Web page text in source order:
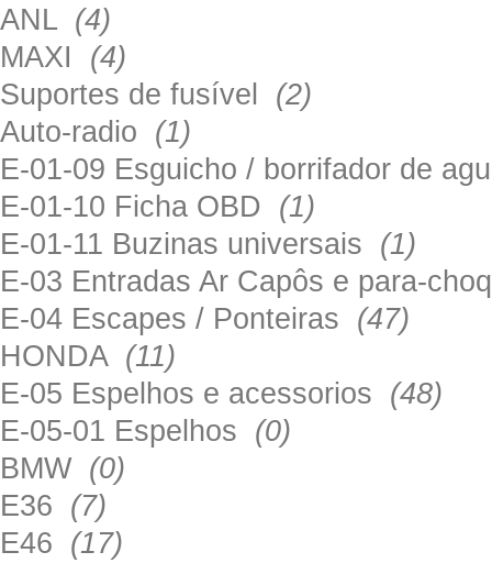
ANL (4)
MAXI (4)
Suportes de fusível (2)
Auto-radio (1)
E-01-09 Esguicho / borrifador de
E-01-10 Ficha OBD (1)
E-01-11 Buzinas universais (1)
E-03 Entradas Ar Capôs e para-
E-04 Escapes / Ponteiras (47)
HONDA (11)
E-05 Espelhos e acessorios (48)
E-05-01 Espelhos (0)
BMW (0)
E36 (7)
E46 (17)